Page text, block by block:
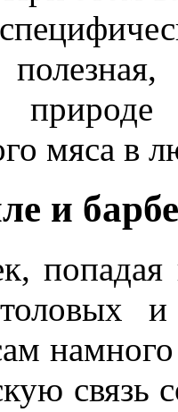
мяса в
и
намного